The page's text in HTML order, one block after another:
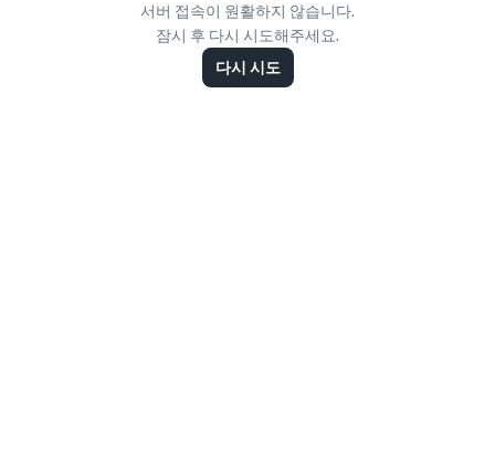
서버 접속이 원활하지 않습니다.
잠시 후 다시 시도해주세요.
다시 시도